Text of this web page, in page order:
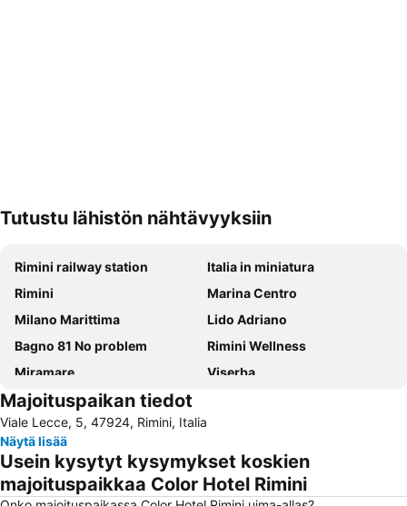
Tutustu lähistön nähtävyyksiin
Rimini railway station
Italia in miniatura
Rimini
Marina Centro
Milano Marittima
Lido Adriano
Bagno 81 No problem
Rimini Wellness
Miramare
Viserba
Lido di Dante
Pesaro...The Ideal City
Beach 33
Centro storico di San Marino
Villaggio Nuovo
Diana
Majoituspaikan tiedot
Viale Lecce, 5, 47924, Rimini, Italia
Näytä lisää
Usein kysytyt kysymykset koskien
majoituspaikkaa Color Hotel Rimini